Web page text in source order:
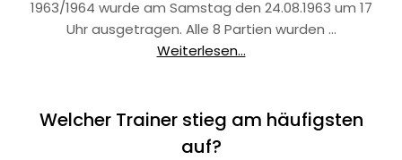
1963/1964 wurde am Samstag den 24.08.1963 um 17
Uhr ausgetragen. Alle 8 Partien wurden …
Weiterlesen...
Welcher Trainer stieg am häufigsten
auf?